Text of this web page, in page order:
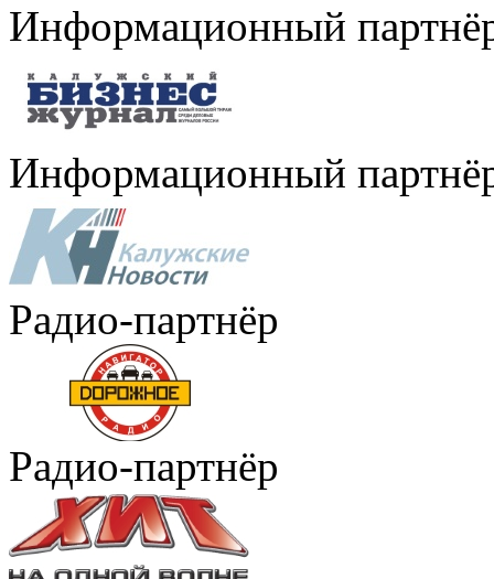
Информационный
Информационный
Радио-партнёр
Радио-партнёр